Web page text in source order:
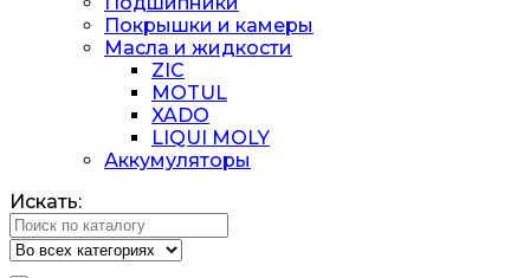
Покрышки и камеры
Масла и жидкости
ZIC
MOTUL
XADO
LIQUI MOLY
Аккумуляторы
Искать: